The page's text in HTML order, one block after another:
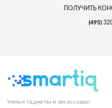
ПОЛУЧИТЬ
(495)
Умные гаджеты и аксессуары